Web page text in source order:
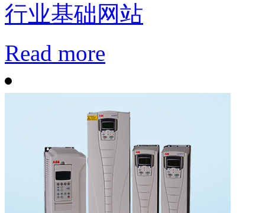
行业基础网站
Read more